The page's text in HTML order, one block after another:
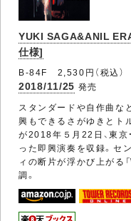
YUKI SAGA&ANIL
仕様]
B-84F 2,530円（税込）
2018/11/25 発売
スタンダードや自作曲な
興もできるさがゆきとト
が2018年５月22日、東
った即興演奏を収録。セ
ィの断片が浮かび上がる
調。